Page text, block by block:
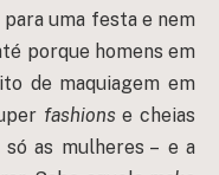
para uma festa e nem
porque homens em
de maquiagem em
fashions e cheias
as mulheres – e a